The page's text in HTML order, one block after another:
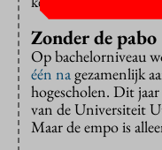
Zonder de pabo
Op bachelorniveau
één nagezamenlijk
hogescholen. Dit
van de Universiteit
Maar de empo is